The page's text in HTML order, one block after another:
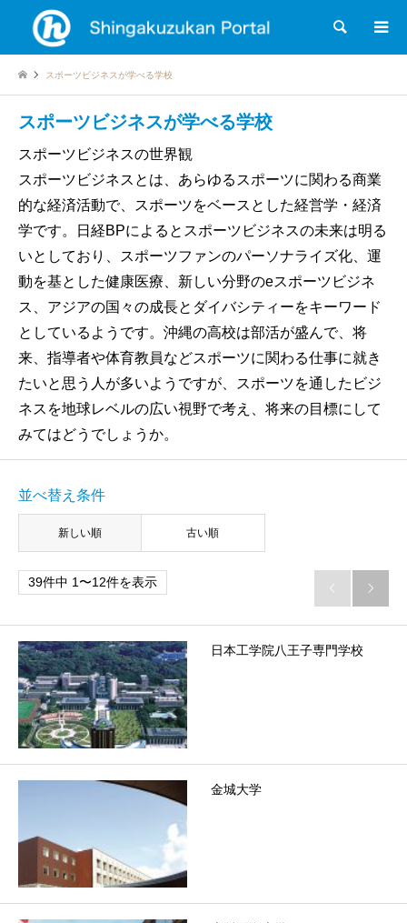
検索
スポーツビジネスが学べる学校
スポーツビジネスが学べる学校
スポーツビジネスの世界観
スポーツビジネスとは、あらゆるスポーツに関わる商業
的な経済活動で、スポーツをベースとした経営学・経済
学です。日経BPによるとスポーツビジネスの未来は明る
いとしており、スポーツファンのパーソナライズ化、運
動を基とした健康医療、新しい分野のeスポーツビジネ
ス、アジアの国々の成長とダイバシティーをキーワード
としているようです。沖縄の高校は部活が盛んで、将
来、指導者や体育教員などスポーツに関わる仕事に就き
たいと思う人が多いようですが、スポーツを通したビジ
ネスを地球レベルの広い視野で考え、将来の目標にして
みてはどうでしょうか。
並べ替え条件
新しい順 古い順
39件中 1〜12件を表示  
日本工学院八王子専門学校
金城大学